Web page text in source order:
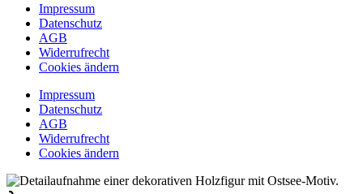
Impressum
Datenschutz
AGB
Widerrufrecht
Cookies ändern
Impressum
Datenschutz
AGB
Widerrufrecht
Cookies ändern